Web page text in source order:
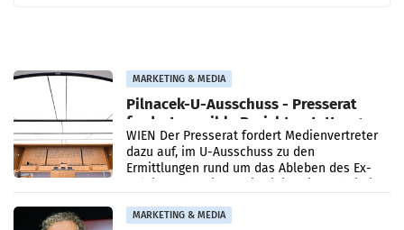
MARKETING & MEDIA
Pilnacek-U-Ausschuss - Presserat
fordert sensible Berichterstattung
WIEN Der Presserat fordert Medienvertreter
dazu auf, im U-Ausschuss zu den
Ermittlungen rund um das Ableben des Ex-
MARKETING & MEDIA